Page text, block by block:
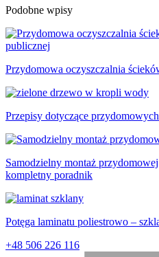
Podobne wpisy
Przydomowa oczyszczalnia
Przepisy dotyczące
Samodzielny montaż
kompletny poradnik
Potęga laminatu poliestrowo –
+48 506 226 116